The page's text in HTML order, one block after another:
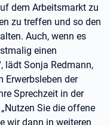
dem Arbeitsmarkt zu
zu treffen und so den
Auch, wenn es
einen
lädt Sonja Redmann,
Erwerbsleben der
Sprechzeit in der
Sie die offene
wir dann in weiteren